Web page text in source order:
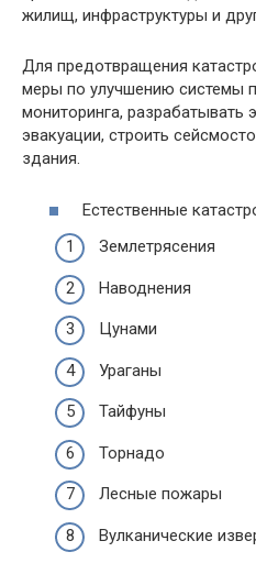
жилищ, инфраструктуры и
Для предотвращения
меры по улучшению системы
мониторинга,
эвакуации, строить
здания.
Естественные
Землетрясения
Наводнения
Цунами
Ураганы
Тайфуны
Торнадо
Лесные пожары
Вулканические